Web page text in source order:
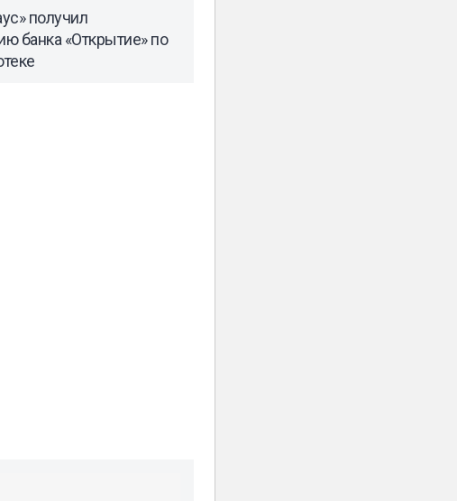
получил
банка «Открытие» по